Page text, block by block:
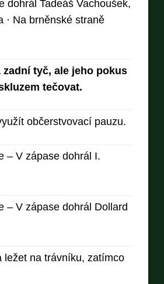
dohrál Tadeáš Vachoušek,
· Na brněnské straně
tyč, ale jeho pokus
tečovat.
občerstvovací pauzu.
– V zápase dohrál I.
– V zápase dohrál Dollard
ležet na trávníku, zatímco